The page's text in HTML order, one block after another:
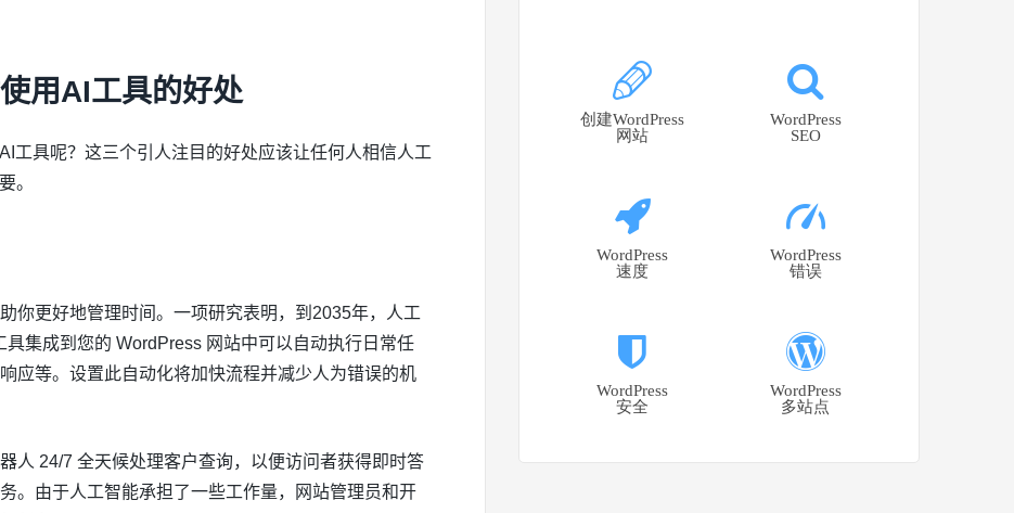
用AI工具的好处
工具呢？这三个引人注目的好处应该让任何人相信人工
。
你更好地管理时间。一项研究表明，到2035年，人工
集成到您的 WordPress 网站中可以自动执行日常任
应等。设置此自动化将加快流程并减少人为错误的机
人 24/7 全天候处理客户查询，以便访问者获得即时答
。由于人工智能承担了一些工作量，网站管理员和开
创建WordPress
网站
WordPress
SEO
WordPress
速度
WordPress
错误
WordPress
安全
WordPress
多站点